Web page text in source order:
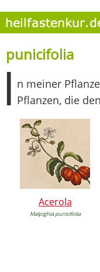
punicifolia
I n meiner
Pflanzen, die
Acerola
Malpighia punicifolia